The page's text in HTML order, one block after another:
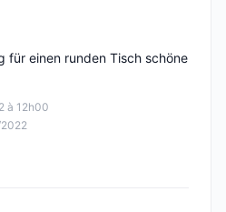
à 12h00
für einen runden Tisch schöne